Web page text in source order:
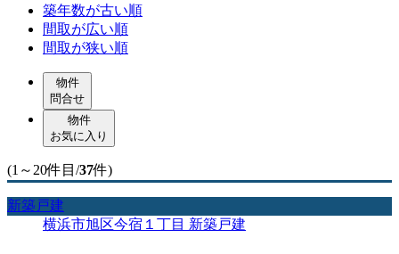
築年数が古い順
間取が広い順
間取が狭い順
物件
問合せ
物件
お気に入り
(1～20件目/37件)
新築戸建
横浜市旭区今宿１丁目 新築戸建